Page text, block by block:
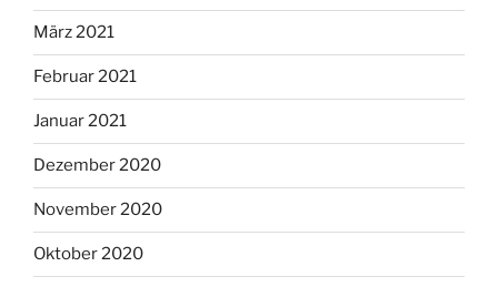
März 2021
Februar 2021
Januar 2021
Dezember 2020
November 2020
Oktober 2020